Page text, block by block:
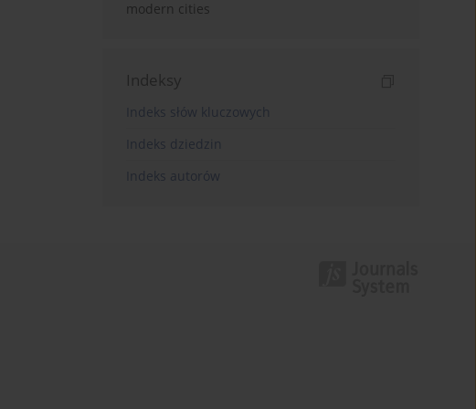
modern cities
Indeksy
Indeks słów kluczowych
Indeks dziedzin
Indeks autorów